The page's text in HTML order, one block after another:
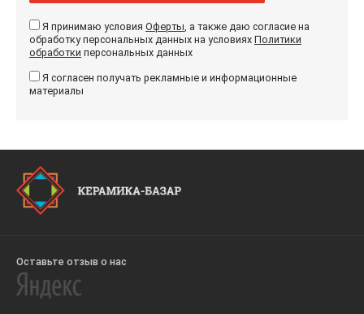
Я принимаю условия Оферты, а также даю согласие на
обработку персональных данных на условиях Политики
обработки персональных данных
Я согласен получать рекламные и информационные
материалы
Оставьте отзыв о нас